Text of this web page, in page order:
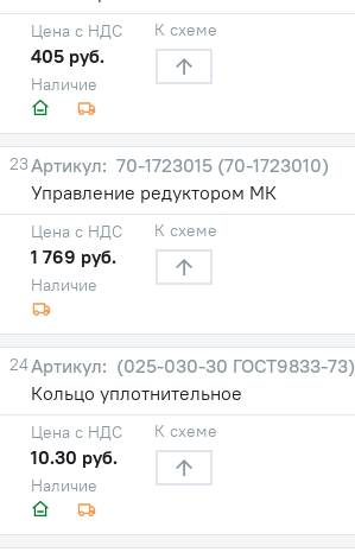
Наличие
Цена с НДС
405 руб.
К схеме
23
70-1723015 (70-1723010)
Управление редуктором МК
Наличие
Цена с НДС
1 769 руб.
К схеме
24
(025-030-30 ГОСТ9833-73)
Кольцо уплотнительное
Наличие
Цена с НДС
10.30 руб.
К схеме